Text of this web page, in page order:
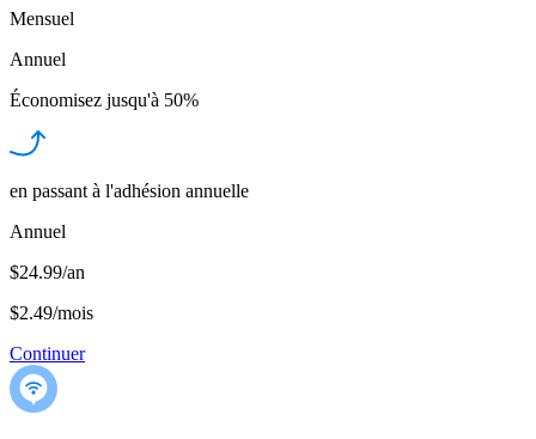
Mensuel
Annuel
Économisez jusqu'à 50%
en passant à l'adhésion annuelle
Annuel
$24.99/an
$2.49/mois
Continuer